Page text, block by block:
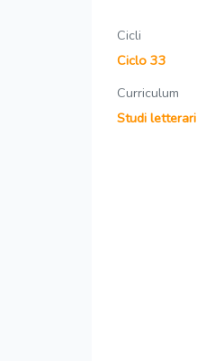
Cicli
Ciclo 33
Curriculum
Studi letterari